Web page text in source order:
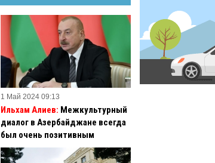
1 Май 2024 09:13
Ильхам Алиев: Межкультурный
диалог в Азербайджане всегда
был очень позитивным